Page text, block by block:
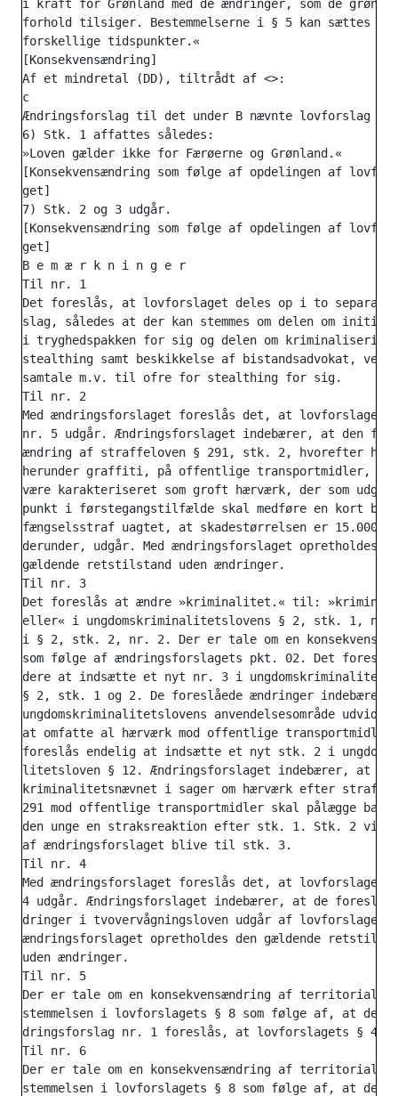
i kraft for Grønland med de ændringer, som de
forhold tilsiger. Bestemmelserne i § 5 kan sættes i
forskellige tidspunkter.«
[Konsekvensændring]
Af et mindretal (DD), tiltrådt af <>:
c
Ændringsforslag til det under B nævnte lovforslag
6) Stk. 1 affattes således:
»Loven gælder ikke for Færøerne og Grønland.«
[Konsekvensændring som følge af opdelingen af
get]
7) Stk. 2 og 3 udgår.
[Konsekvensændring som følge af opdelingen af
get]
B e m æ r k n i n g e r
Til nr. 1
Det foreslås, at lovforslaget deles op i to
slag, således at der kan stemmes om delen om
i tryghedspakken for sig og delen om kriminalisering
stealthing samt beskikkelse af bistandsadvokat,
samtale m.v. til ofre for stealthing for sig.
Til nr. 2
Med ændringsforslaget foreslås det, at lovforslagets
nr. 5 udgår. Ændringsforslaget indebærer, at den
ændring af straffeloven § 291, stk. 2, hvorefter
herunder graffiti, på offentlige transportmidler,
være karakteriseret som groft hærværk, der som
punkt i førstegangstilfælde skal medføre en kort
fængselsstraf uagtet, at skadestørrelsen er 15.000
derunder, udgår. Med ændringsforslaget opretholdes
gældende retstilstand uden ændringer.
Til nr. 3
Det foreslås at ændre »kriminalitet.« til:
eller« i ungdomskriminalitetslovens § 2, stk. 1, nr.
i § 2, stk. 2, nr. 2. Der er tale om en
som følge af ændringsforslagets pkt. 02. Det
dere at indsætte et nyt nr. 3 i
§ 2, stk. 1 og 2. De foreslåede ændringer indebærer,
ungdomskriminalitetslovens anvendelsesområde
at omfatte al hærværk mod offentlige
foreslås endelig at indsætte et nyt stk. 2 i
litetsloven § 12. Ændringsforslaget indebærer, at
kriminalitetsnævnet i sager om hærværk efter
291 mod offentlige transportmidler skal pålægge
den unge en straksreaktion efter stk. 1. Stk. 2 vil
af ændringsforslaget blive til stk. 3.
Til nr. 4
Med ændringsforslaget foreslås det, at lovforslagets
4 udgår. Ændringsforslaget indebærer, at de
dringer i tvovervågningsloven udgår af lovforslaget.
ændringsforslaget opretholdes den gældende
uden ændringer.
Til nr. 5
Der er tale om en konsekvensændring af territorialbe-
stemmelsen i lovforslagets § 8 som følge af, at det
dringsforslag nr. 1 foreslås, at lovforslagets § 4
Til nr. 6
Der er tale om en konsekvensændring af territorialbe-
stemmelsen i lovforslagets § 8 som følge af, at det